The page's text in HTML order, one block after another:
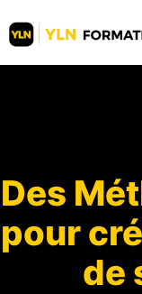
Des
pour
de